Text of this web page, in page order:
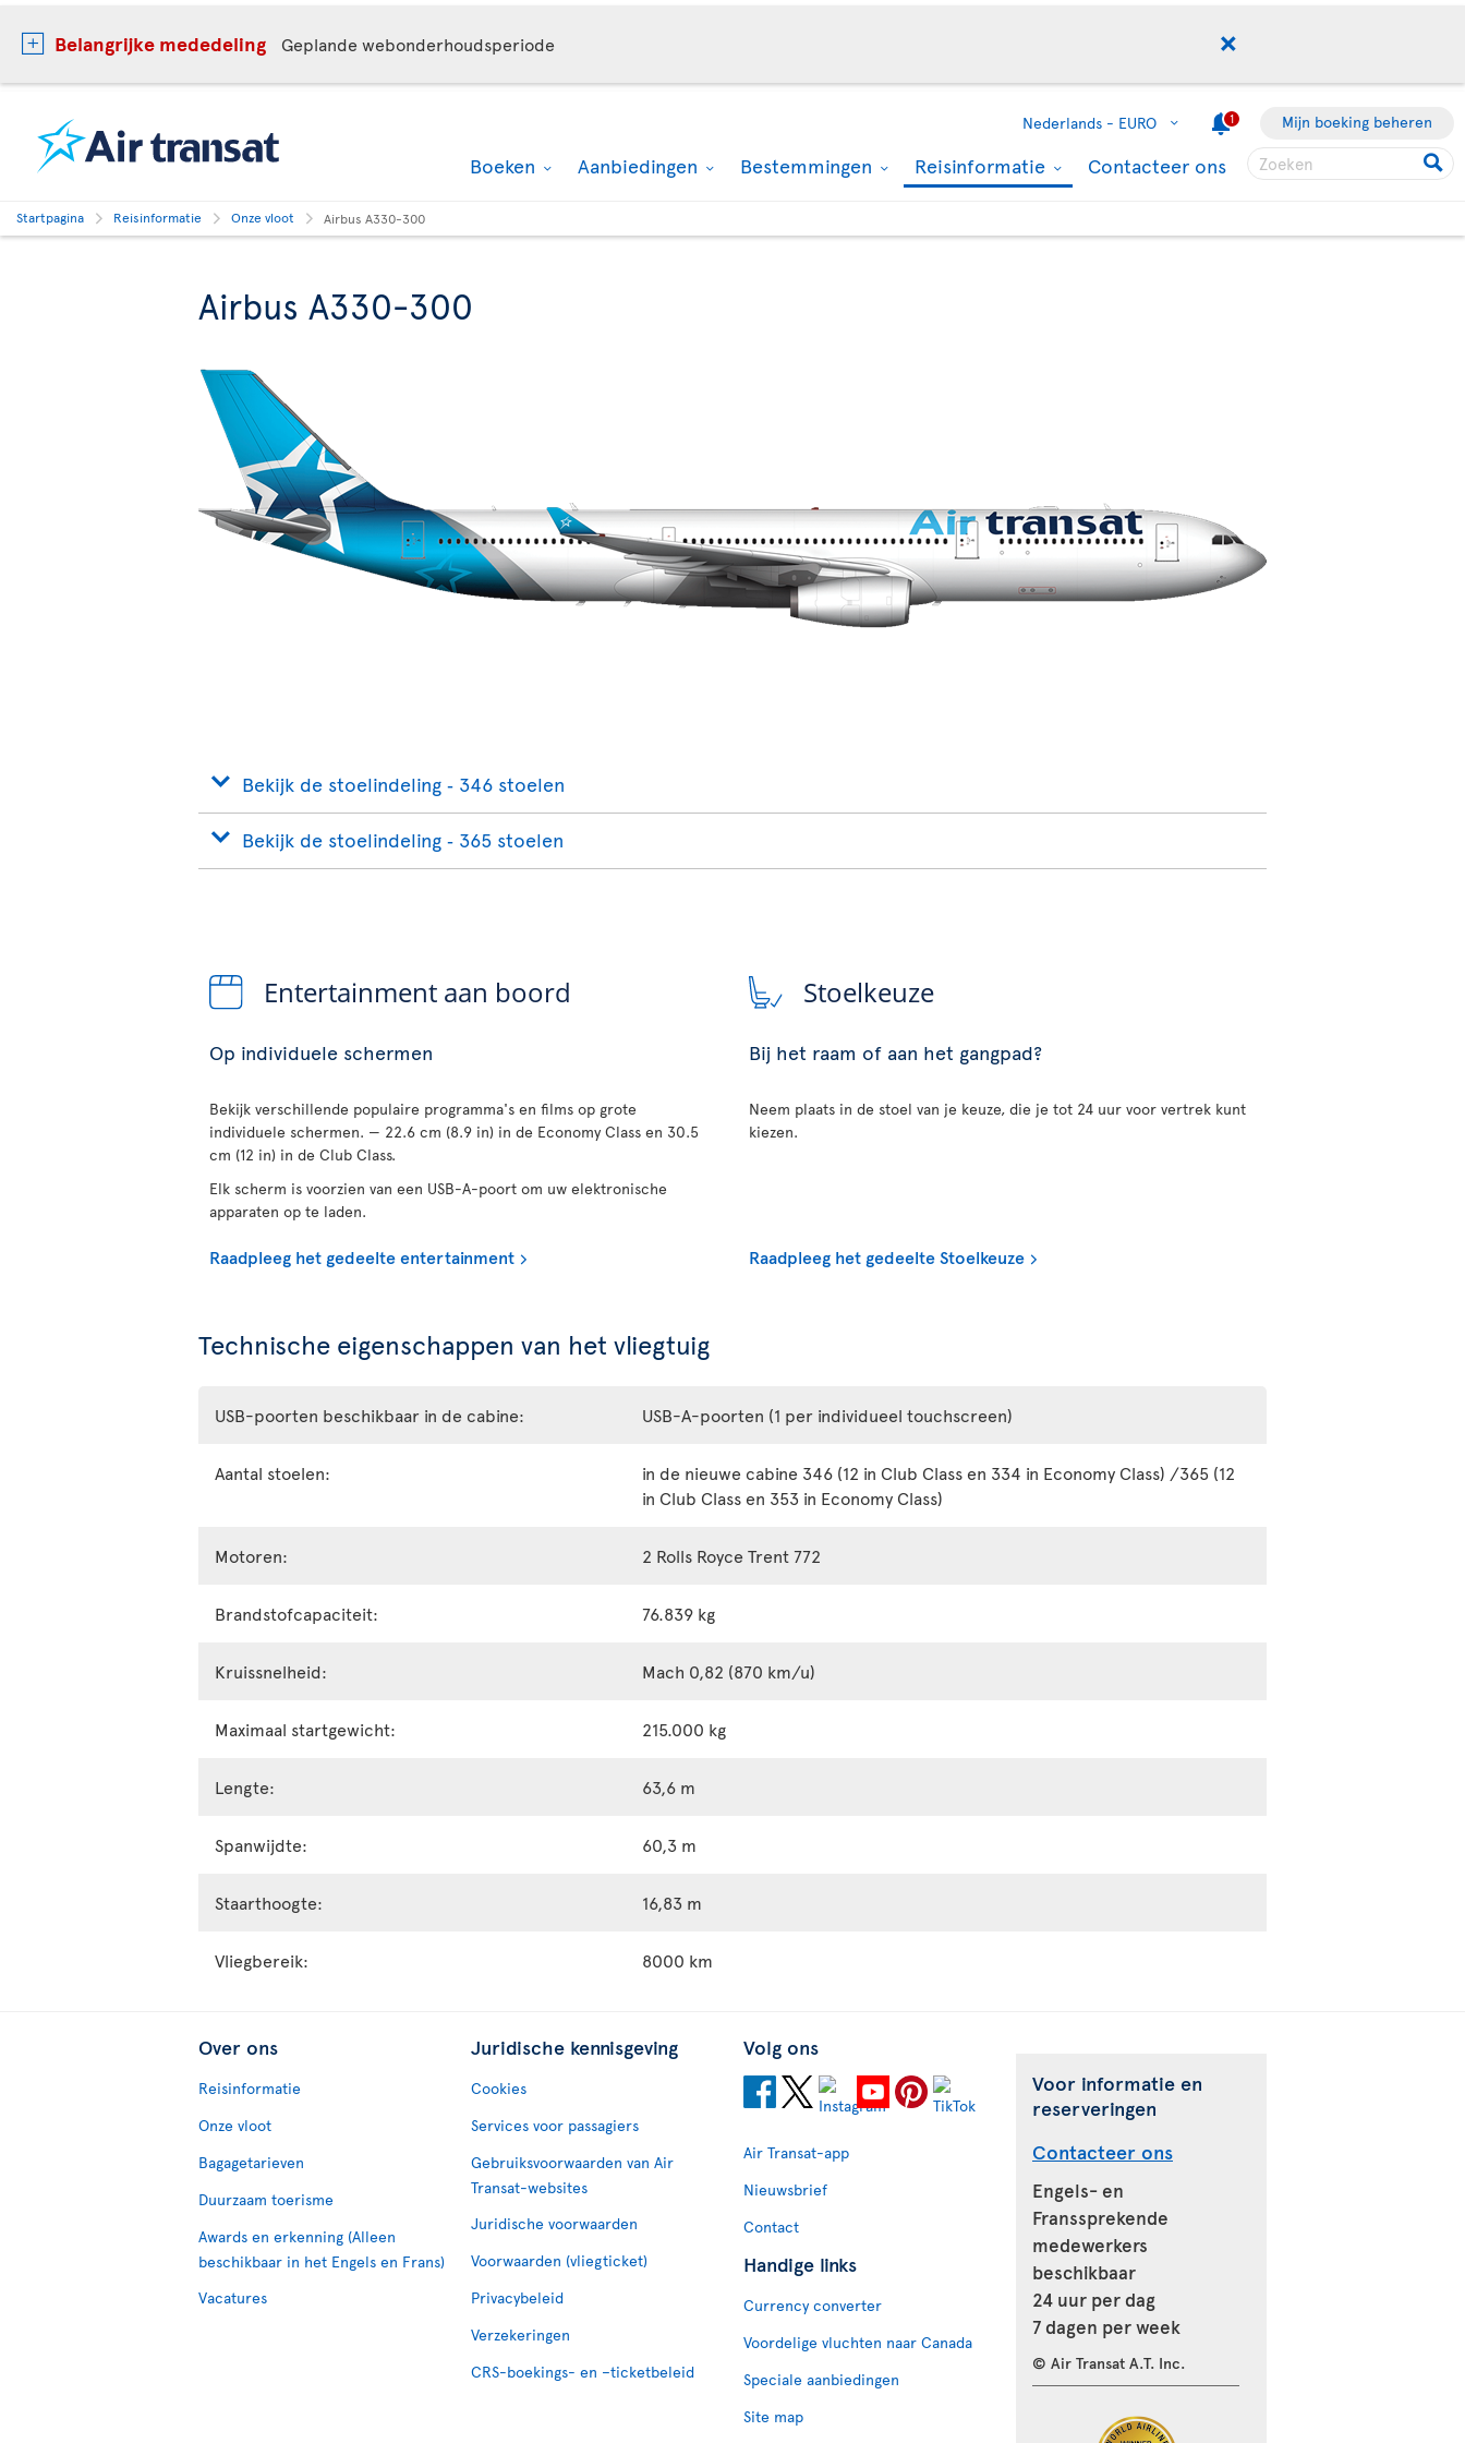
Belangrijke mededeling Geplande webonderhoudsperiode
Nederlands - EURO 1 Mijn boeking beheren
Boeken Aanbiedingen Bestemmingen Reisinformatie Contacteer ons
Startpagina Reisinformatie Onze vloot Airbus A330-300
Airbus A330-300
Bekijk de stoelindeling ‐ 346 stoelen
Bekijk de stoelindeling ‐ 365 stoelen
Entertainment aan boord
Op individuele schermen
Bekijk verschillende populaire programma's en films op grote
individuele schermen. — 22.6 cm (8.9 in) in de Economy Class en 30.5
cm (12 in) in de Club Class.
Elk scherm is voorzien van een USB-A-poort om uw elektronische
apparaten op te laden.
Raadpleeg het gedeelte entertainment
Stoelkeuze
Bij het raam of aan het gangpad?
Neem plaats in de stoel van je keuze, die je tot 24 uur voor vertrek kunt
kiezen.
Raadpleeg het gedeelte Stoelkeuze
Technische eigenschappen van het vliegtuig
USB-poorten beschikbaar in de cabine: USB-A-poorten (1 per individueel touchscreen)
Aantal stoelen:
in de nieuwe cabine 346 (12 in Club Class en 334 in Economy Class) /365 (12
in Club Class en 353 in Economy Class)
Motoren: 2 Rolls Royce Trent 772
Brandstofcapaciteit: 76.839 kg
Kruissnelheid: Mach 0,82 (870 km/u)
Maximaal startgewicht: 215.000 kg
Lengte: 63,6 m
Spanwijdte: 60,3 m
Staarthoogte: 16,83 m
Vliegbereik: 8000 km
Over ons
Reisinformatie
Onze vloot
Bagagetarieven
Duurzaam toerisme
Awards en erkenning (Alleen
beschikbaar in het Engels en Frans)
Vacatures
Juridische kennisgeving
Cookies
Services voor passagiers
Gebruiksvoorwaarden van Air
Transat-websites
Juridische voorwaarden
Voorwaarden (vliegticket)
Privacybeleid
Verzekeringen
CRS-boekings- en –ticketbeleid
Volg ons
Air Transat-app
Nieuwsbrief
Contact
Handige links
Currency converter
Voordelige vluchten naar Canada
Speciale aanbiedingen
Site map
Voor informatie en
reserveringen
Contacteer ons
Engels- en
Franssprekende
medewerkers
beschikbaar
24 uur per dag
7 dagen per week
© Air Transat A.T. Inc.